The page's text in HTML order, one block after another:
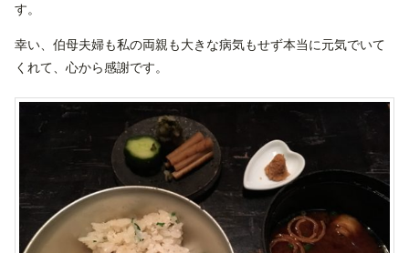
す。
幸い、伯母夫婦も私の両親も大きな病気もせず本当に元気でいて
くれて、心から感謝です。